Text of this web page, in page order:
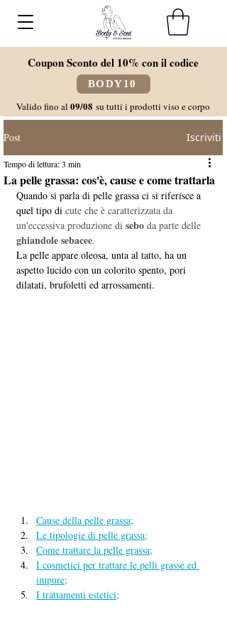
Coupon Sconto del 10% con il codice
BODY10
Valido fino al 09/08 su tutti i prodotti viso e corpo
Post Iscriviti
La pelle grassa: cos'è, cause e come trattarla
Tempo di lettura: 3 min
Quando si parla di pelle grassa ci si riferisce a
quel tipo di cute che è caratterizzata da
un'eccessiva produzione di sebo da parte delle
ghiandole sebacee.
La pelle appare oleosa, unta al tatto, ha un
aspetto lucido con un colorito spento, pori
dilatati, brufoletti ed arrossamenti.
Cause della pelle grassa;
Le tipologie di pelle grassa;
Come trattare la pelle grassa;
I cosmetici per trattare le pelli grasse ed
impure;
I trattamenti estetici;